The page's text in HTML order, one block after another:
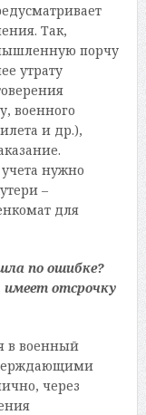
Так,
порчу
утрату
военного
и др.),
нужно
–
для
по ошибке?
имеет отсрочку
в военный
через